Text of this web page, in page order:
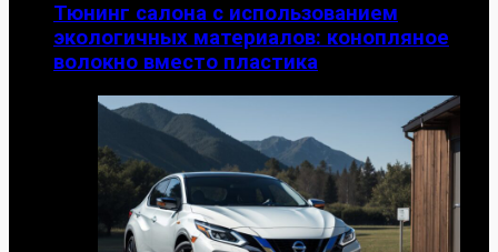
Тюнинг салона с использованием
экологичных материалов: конопляное
волокно вместо пластика